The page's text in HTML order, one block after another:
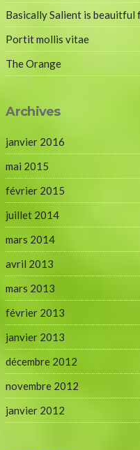
Basically Salient is beauitful
Portit mollis vitae
The Orange
Archives
janvier 2016
mai 2015
février 2015
juillet 2014
mars 2014
avril 2013
mars 2013
février 2013
janvier 2013
décembre 2012
novembre 2012
janvier 2012